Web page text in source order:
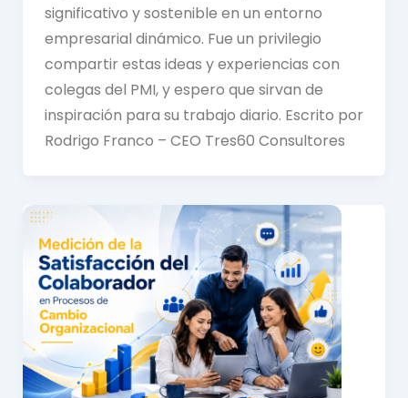
significativo y sostenible en un entorno
empresarial dinámico. Fue un privilegio
compartir estas ideas y experiencias con
colegas del PMI, y espero que sirvan de
inspiración para su trabajo diario. Escrito por
Rodrigo Franco – CEO Tres60 Consultores